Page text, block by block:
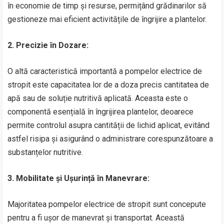
în economie de timp și resurse, permițând grădinarilor să
gestioneze mai eficient activitățile de îngrijire a plantelor.
2. Precizie în Dozare:
O altă caracteristică importantă a pompelor electrice de
stropit este capacitatea lor de a doza precis cantitatea de
apă sau de soluție nutritivă aplicată. Aceasta este o
componentă esențială în îngrijirea plantelor, deoarece
permite controlul asupra cantității de lichid aplicat, evitând
astfel risipa și asigurând o administrare corespunzătoare a
substanțelor nutritive.
3. Mobilitate și Ușurință în Manevrare:
Majoritatea pompelor electrice de stropit sunt concepute
pentru a fi ușor de manevrat și transportat. Această